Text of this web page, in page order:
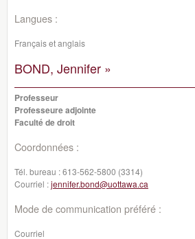
Langues :
Français et anglais
BOND, Jennifer »
Professeur
Professeure adjointe
Faculté de droit
Coordonnées :
Tél. bureau :613-562-5800 (3314)
Courriel :jennifer.bond@uottawa.ca
Mode de communication préféré :
Courriel